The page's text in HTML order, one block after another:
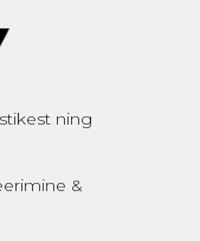
ning
&